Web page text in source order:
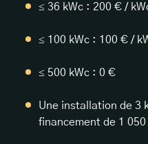
≤ 36 kWc : 200 € /
≤ 100 kWc : 100 € /
≤ 500 kWc : 0 €
Une installation de 3
financement de 1